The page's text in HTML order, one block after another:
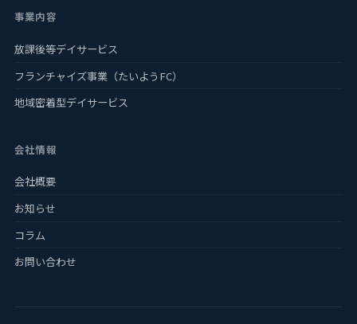
事業内容
放課後等デイサービス
フランチャイズ事業（たいようFC）
地域密着型デイサービス
会社情報
会社概要
お知らせ
コラム
お問い合わせ